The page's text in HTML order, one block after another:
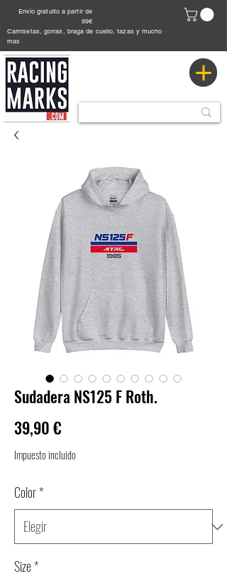
Envío gratuito a partir de
99€
Camisetas, gorras, braga de cuello, tazas y mucho
mas
Sudadera NS125 F Roth.
39,90 €
Impuesto incluido
Color*
Size*